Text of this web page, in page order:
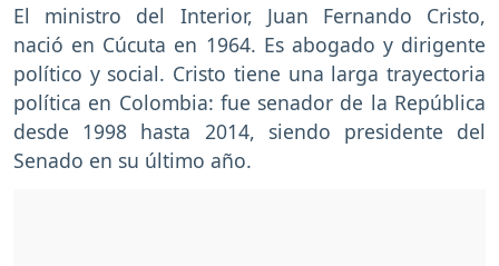
El ministro del Interior, Juan Fernando Cristo,
nació en Cúcuta en 1964. Es abogado y dirigente
político y social. Cristo tiene una larga trayectoria
política en Colombia: fue senador de la República
desde 1998 hasta 2014, siendo presidente del
Senado en su último año.